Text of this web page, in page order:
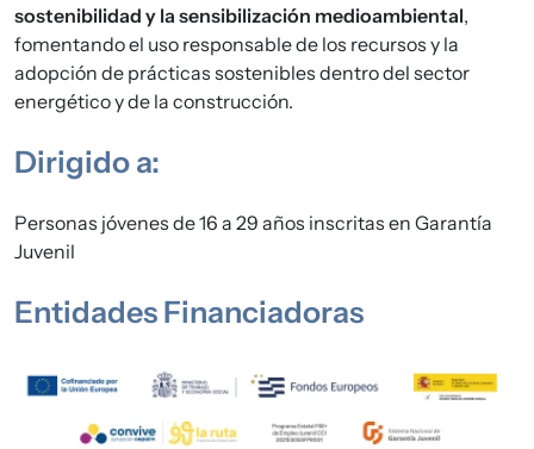
sostenibilidad y la sensibilización medioambiental,
fomentando el uso responsable de los recursos y la
adopción de prácticas sostenibles dentro del sector
energético y de la construcción.
Dirigido a:
Personas jóvenes de 16 a 29 años inscritas en Garantía
Juvenil
Entidades Financiadoras
Imagen